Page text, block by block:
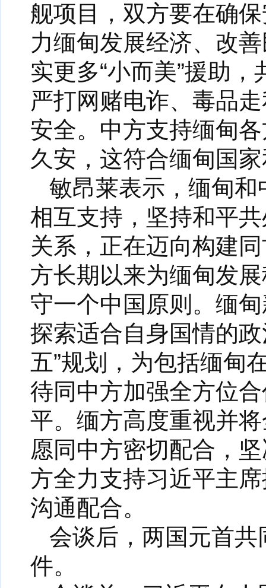
舰项目，双方要在确
力缅甸发展经济、改
实更多“小而美”援助
严打网赌电诈、毒品
安全。中方支持缅甸
久安，这符合缅甸国
敏昂莱表示，缅甸
相互支持，坚持和平
关系，正在迈向构建
方长期以来为缅甸发
守一个中国原则。缅
探索适合自身国情的
五”规划，为包括缅甸
待同中方加强全方位
平。缅方高度重视并
愿同中方密切配合，
方全力支持习近平主
沟通配合。
会谈后，两国元首
件。